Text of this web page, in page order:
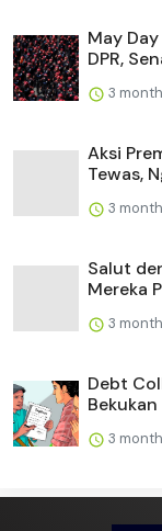
May
DPR,
3
Aksi
Tewas,
3
Salut
Mereka
3
Debt
Bekukan
3